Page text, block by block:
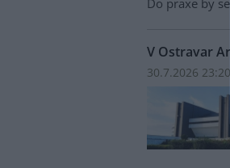
V Ostravar
30.7.2026 23:20